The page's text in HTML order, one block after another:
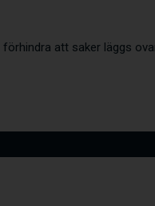
att saker läggs